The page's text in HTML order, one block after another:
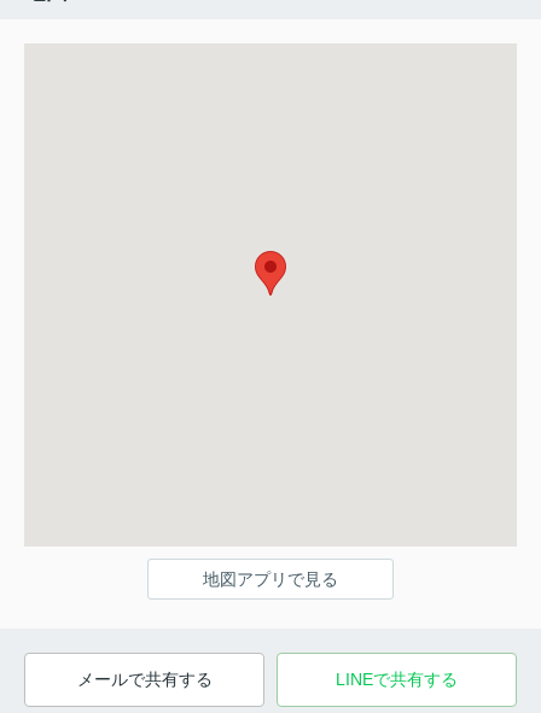
地図アプリで見る
メールで共有する LINEで共有する